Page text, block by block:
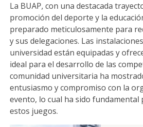
La BUAP, con una destacada
promoción del deporte y la
preparado meticulosamente para
y sus delegaciones. Las
universidad están equipadas y
ideal para el desarrollo de las
comunidad universitaria ha
entusiasmo y compromiso con la
evento, lo cual ha sido fundamental
estos juegos.